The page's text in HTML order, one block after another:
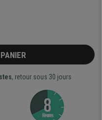
, retour sous 30 jours